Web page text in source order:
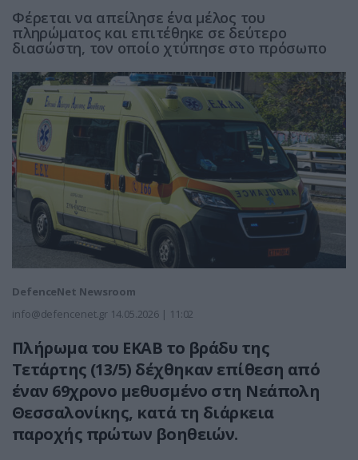
Φέρεται να απείλησε ένα μέλος του
πληρώματος και επιτέθηκε σε δεύτερο
διασώστη, τον οποίο χτύπησε στο πρόσωπο
DefenceNet Newsroom
info@defencenet.gr 14.05.2026 | 11:02
Πλήρωμα του ΕΚΑΒ το βράδυ της
Τετάρτης (13/5) δέχθηκαν επίθεση από
έναν 69χρονο μεθυσμένο στη Νεάπολη
Θεσσαλονίκης, κατά τη διάρκεια
παροχής πρώτων βοηθειών.